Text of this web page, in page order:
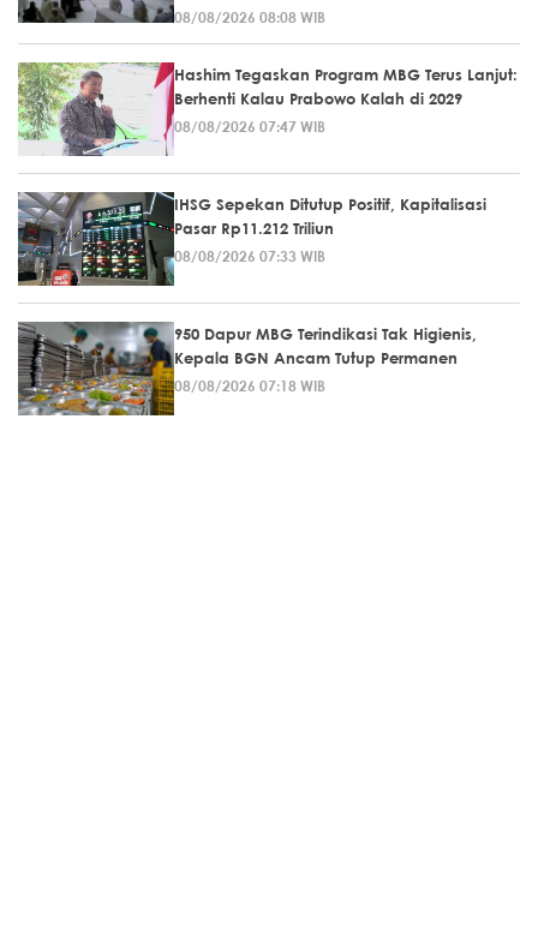
08/08/2026 08:08 WIB
Hashim Tegaskan Program MBG Terus Lanjut:
Berhenti Kalau Prabowo Kalah di 2029
08/08/2026 07:47 WIB
IHSG Sepekan Ditutup Positif, Kapitalisasi
Pasar Rp11.212 Triliun
08/08/2026 07:33 WIB
950 Dapur MBG Terindikasi Tak Higienis,
Kepala BGN Ancam Tutup Permanen
08/08/2026 07:18 WIB